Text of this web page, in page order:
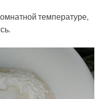
температуре,